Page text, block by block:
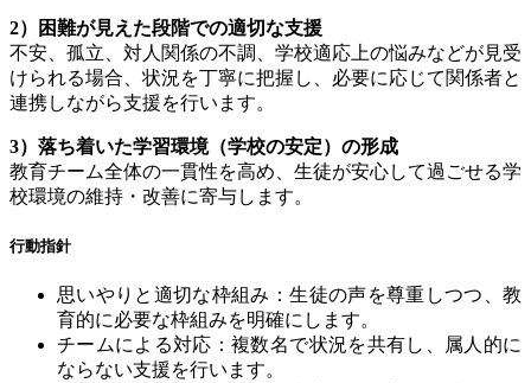
2）困難が見えた段階での適切な支援
不安、孤立、対人関係の不調、学校適応上の悩みなどが見受
けられる場合、状況を丁寧に把握し、必要に応じて関係者と
連携しながら支援を行います。
3）落ち着いた学習環境（学校の安定）の形成
教育チーム全体の一貫性を高め、生徒が安心して過ごせる学
校環境の維持・改善に寄与します。
行動指針
思いやりと適切な枠組み：生徒の声を尊重しつつ、教
育的に必要な枠組みを明確にします。
チームによる対応：複数名で状況を共有し、属人的に
ならない支援を行います。